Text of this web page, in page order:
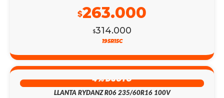
$314.000
$263.000
195R15C
4% DSCTO
LLANTA RYDANZ R06 235/60R16 100V